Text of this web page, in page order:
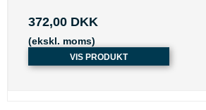
372,00 DKK
(ekskl. moms)
VIS PRODUKT